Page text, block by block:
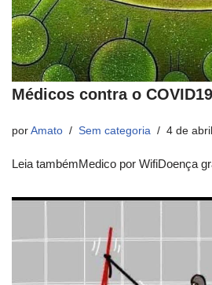
Médicos contra o COVID19
por Amato Sem categoria 4 de
Leia tambémMedico por WifiDoença